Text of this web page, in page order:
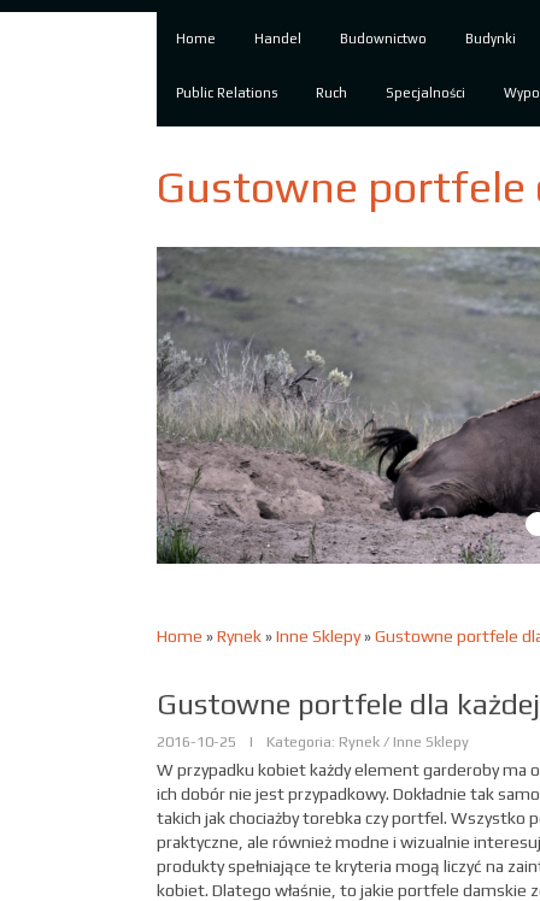
Home Handel Budownictwo Budynki
Public Relations Ruch Specjalności
Gustowne portfele
Home »Rynek»Inne Sklepy»Gustowne portfele
Gustowne portfele dla
2016-10-25 | Kategoria: Rynek / Inne Sklepy
W przypadku kobiet każdy element garderoby ma
ich dobór nie jest przypadkowy. Dokładnie tak
takich jak chociażby torebka czy portfel. Wszystko
praktyczne, ale również modne i wizualnie
produkty spełniające te kryteria mogą liczyć na
kobiet. Dlatego właśnie, to jakie portfele damskie